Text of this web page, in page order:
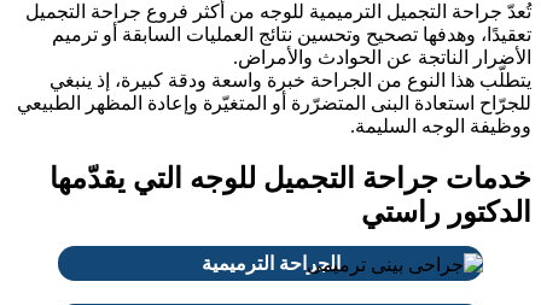
جراحة التجميل الترميمية للوجه من أكثر فروع جراحة التجميل
وهدفها تصحيح وتحسين نتائج العمليات السابقة أو ترميم
الناتجة عن الحوادث والأمراض.
هذا النوع من الجراحة خبرة واسعة ودقة كبيرة، إذ ينبغي
استعادة البنى المتضرّرة أو المتغيّرة وإعادة المظهر الطبيعي
الوجه السليمة.
جراحة التجميل للوجه التي يقدّمها
راستي
الجراحة الترميمية